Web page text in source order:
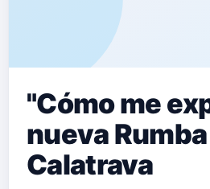
"Cómo me
nueva
Calatrava